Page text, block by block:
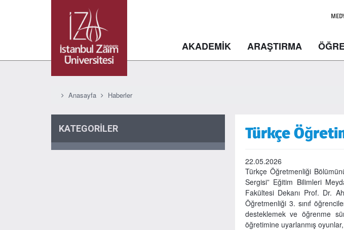
AKADEMİK ARAŞTIRMA
Anasayfa Haberler
KATEGORİLER Türkçe
22.05.2026
Türkçe Öğretmenliği
Sergisi” Eğitim Bilimleri
Fakültesi Dekanı Prof. Dr.
Öğretmenliği 3. sınıf
desteklemek ve öğrenme
öğretimine uyarlanmış